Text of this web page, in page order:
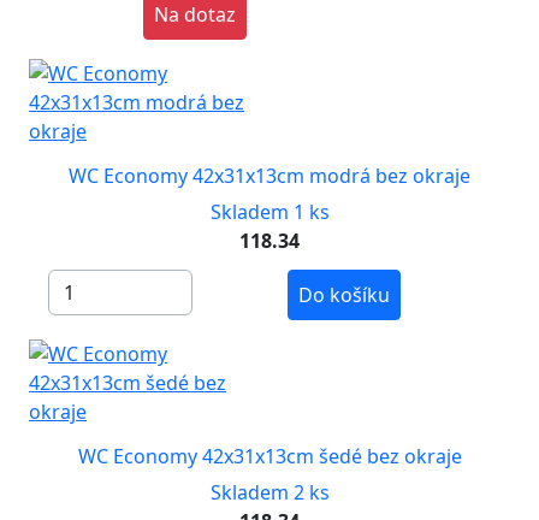
Na dotaz
WC Economy 42x31x13cm modrá bez okraje
Skladem 1 ks
118.34
Do košíku
WC Economy 42x31x13cm šedé bez okraje
Skladem 2 ks